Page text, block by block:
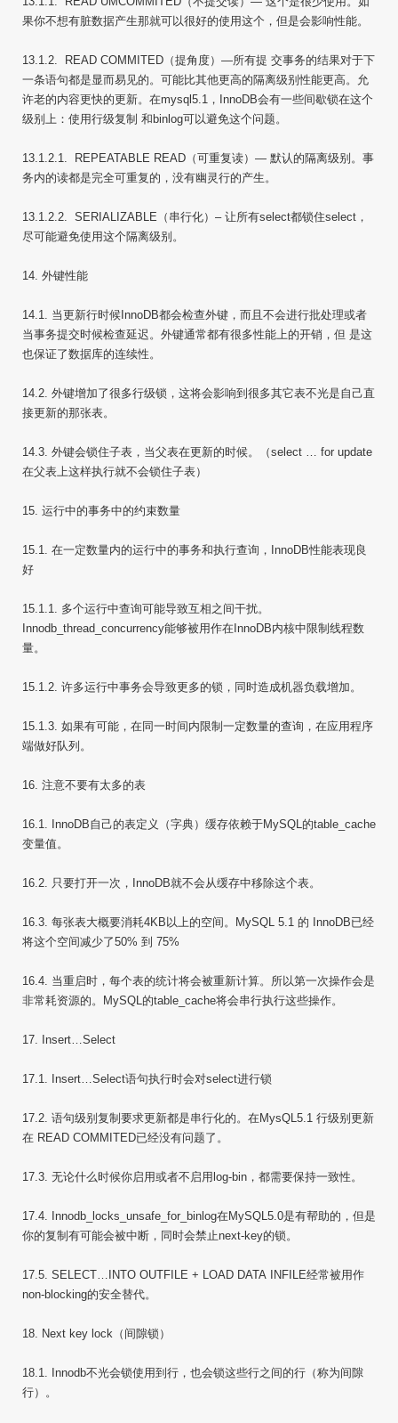
果你不想有脏数据产生那就可以很好的使用这个，但是会影响性能。
13.1.2. READ COMMITED（提角度）—所有提 交事务的结果对于下
一条语句都是显而易见的。可能比其他更高的隔离级别性能更高。允
许老的内容更快的更新。在mysql5.1，InnoDB会有一些间歇锁在这个
级别上：使用行级复制 和binlog可以避免这个问题。
13.1.2.1. REPEATABLE READ（可重复读）— 默认的隔离级别。事
务内的读都是完全可重复的，没有幽灵行的产生。
13.1.2.2. SERIALIZABLE（串行化）– 让所有select都锁住select，
尽可能避免使用这个隔离级别。
14. 外键性能
14.1. 当更新行时候InnoDB都会检查外键，而且不会进行批处理或者
当事务提交时候检查延迟。外键通常都有很多性能上的开销，但 是这
也保证了数据库的连续性。
14.2. 外键增加了很多行级锁，这将会影响到很多其它表不光是自己直
接更新的那张表。
14.3. 外键会锁住子表，当父表在更新的时候。（select … for update
在父表上这样执行就不会锁住子表）
15. 运行中的事务中的约束数量
15.1. 在一定数量内的运行中的事务和执行查询，InnoDB性能表现良
好
15.1.1. 多个运行中查询可能导致互相之间干扰。
Innodb_thread_concurrency能够被用作在InnoDB内核中限制线程数
量。
15.1.2. 许多运行中事务会导致更多的锁，同时造成机器负载增加。
15.1.3. 如果有可能，在同一时间内限制一定数量的查询，在应用程序
端做好队列。
16. 注意不要有太多的表
16.1. InnoDB自己的表定义（字典）缓存依赖于MySQL的table_cache
变量值。
16.2. 只要打开一次，InnoDB就不会从缓存中移除这个表。
16.3. 每张表大概要消耗4KB以上的空间。MySQL 5.1 的 InnoDB已经
将这个空间减少了50% 到 75%
16.4. 当重启时，每个表的统计将会被重新计算。所以第一次操作会是
非常耗资源的。MySQL的table_cache将会串行执行这些操作。
17. Insert…Select
17.1. Insert…Select语句执行时会对select进行锁
17.2. 语句级别复制要求更新都是串行化的。在MysQL5.1 行级别更新
在 READ COMMITED已经没有问题了。
17.3. 无论什么时候你启用或者不启用log-bin，都需要保持一致性。
17.4. Innodb_locks_unsafe_for_binlog在MySQL5.0是有帮助的，但是
你的复制有可能会被中断，同时会禁止next-key的锁。
17.5. SELECT…INTO OUTFILE + LOAD DATA INFILE经常被用作
non-blocking的安全替代。
18. Next key lock（间隙锁）
18.1. Innodb不光会锁使用到行，也会锁这些行之间的行（称为间隙
行）。